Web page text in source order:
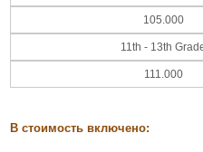
105.000
11th - 13th
111.000
В стоимость включено: